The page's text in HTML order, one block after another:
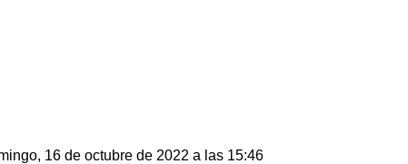
16 de octubre de 2022 a las 15:46